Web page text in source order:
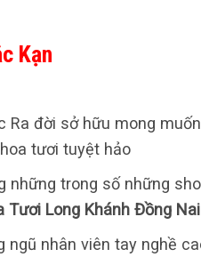
Kạn
Ra đời sở hữu mong
tươi tuyệt hảo
trong số những
Tươi Long Khánh Đồng Nai
nhân viên tay nghề